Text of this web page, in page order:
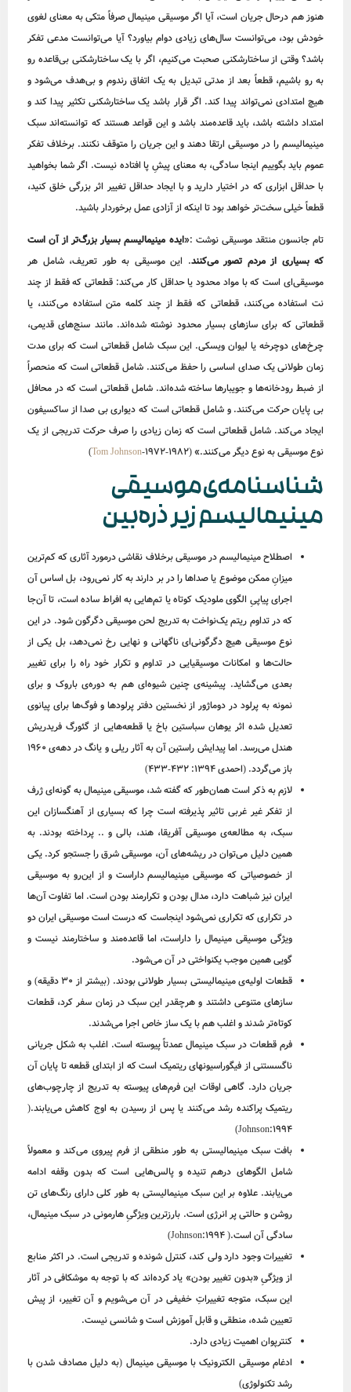
هنوز هم درحال جریان است، آیا اگر موسیقی مینیمال صرفاً متکی به معنای لغوی
خودش بود، می‌توانست سال‌های زیادی دوام بیاورد؟ آیا می‌توانست مدعی تفکر
باشد؟ وقتی از ساختارشکنی صحبت می‌کنیم، اگر با یک ساختارشکنی بی‌قاعده رو
به رو باشیم، قطعاً بعد از مدتی تبدیل به یک اتفاق رندوم و بی‌هدف می‌شود و
هیچ امتدادی نمی‌تواند پیدا کند. اگر قرار باشد یک ساختارشکنی تکثیر پیدا کند و
امتداد داشته باشد، باید قاعده‌مند باشد و این قواعد هستند که توانسته‌اند سبک
مینیمالیسم را در موسیقی ارتقا دهند و این جریان را متوقف نکنند. برخلاف تفکر
عموم باید بگوییم اینجا سادگی، به معنای پیشِ پا افتاده نیست. اگر شما بخواهید
با حداقل ابزاری که در اختیار دارید و با ایجاد حداقل تغییر اثر بزرگی خلق کنید،
قطعاً خیلی سخت‌تر خواهد بود تا اینکه از آزادی عمل برخوردار باشید.
تام جانسون منتقد موسیقی نوشت :«ایده مینیمالیسم بسیار بزرگ‌تر از آن است
که بسیاری از مردم تصور می‌کنند. این موسیقی به طور تعریف، شامل هر
موسیقی‌ای است که با مواد محدود یا حداقل کار می‌کند: قطعاتی که فقط از چند
نت استفاده می‌کنند، قطعاتی که فقط از چند کلمه متن استفاده می‌کنند، یا
قطعاتی که برای سازهای بسیار محدود نوشته شده‌اند. مانند سنج‌های قدیمی،
چرخ‌های دوچرخه یا لیوان ویسکی. این سبک شامل قطعاتی است که برای مدت
زمان طولانی یک صدای اساسی را حفظ می‌کنند. شامل قطعاتی است که منحصراً
از ضبط رودخانه‌ها و جویبارها ساخته شده‌اند. شامل قطعاتی است که در محافل
بی پایان حرکت می‌کنند. و شامل قطعاتی است که دیواری بی صدا از ساکسیفون
ایجاد می‌کند. شامل قطعاتی است که زمان زیادی را صرف حرکت تدریجی از یک
نوع موسیقی به نوع دیگر می‌کنند.» (
Tom Johnson-1972-1982)
شناسنامه‌ی‌موسیقی
مینیمالیسم زیر ذره‌بین
اصطلاح مینیمالیسم در موسیقی برخلاف نقاشی درمورد آثاری که کم‌ترین
میزانِ ممکن موضوع یا صداها را در بر دارند به‌ کار نمی‌رود، بل اساس آن
اجرای پیاپیِ الگوی ملودیک کوتاه یا تم‌هایی به افراط ساده است، تا آن‌جا
که در تداوم ریتم یک‌نواخت به تدریج لحن موسیقی دگرگون شود. در این
نوع موسیقی هیچ دگرگونی‌ای ناگهانی و نهایی رخ نمی‌دهد، بل یکی از
حالت‌ها و امکانات موسیقیایی در تداوم و تکرار خود راه را برای تغییر
بعدی می‌گشاید. پیشینه‌ی چنین شیوه‌ای هم به دوره‌ی باروک و برای
نمونه به پرلود در دوماژور از نخستین دفتر پرلودها و فوگ‌ها برای پیانوی
تعدیل شده اثر یوهان سباستین باخ یا قطعه‌هایی از گئورگ فریدریش
هندل می‌رسد. اما پیدایش راستین آن به آثار ریلی و یانگ در دهه‌ی 1960
باز ‌می‌گردد. (احمدی 1394: 432-433)
لازم به ذکر است همان‌طور که گفته شد، موسیقی مینیمال به گونه‌ای ژرف
از تفکر غیر غربی تاثیر پذیرفته است چرا که بسیاری از آهنگسازان این
سبک، به مطالعه‌ی موسیقی آفریقا، هند، بالی و .. پرداخته بودند. به
همین دلیل می‌توان در ریشه‌های آن، موسیقی شرق را جستجو کرد. یکی
از خصوصیاتی که موسیقی مینیمالیسم داراست و از این‌رو به موسیقی
ایران نیز شباهت دارد، مدال بودن و تکرارمند بودن است. اما تفاوت آن‌ها
در تکراری که تکراری نمی‌شود اینجاست که درست است موسیقی ایران دو
ویژگی موسیقی مینیمال را داراست، اما قاعده‌مند و ساختارمند نیست و
گویی همین موجب یکنواختی در آن می‌شود.
قطعات اولیه‌ی مینیمالیستی بسیار طولانی بودند. (بیشتر از 30 دقیقه) و
سازهای متنوعی داشتند و هرچقدر این سبک در زمان سفر کرد، قطعات
کوتاه‌تر شدند و اغلب‌ هم با یک ساز خاص اجرا می‌شدند.
فرم قطعات در سبک مینیمال عمدتاً پیوسته است. اغلب به شکل جریانی
ناگسستنی از فیگوراسیون‎های ریتمیک است که از ابتدای قطعه تا پایان آن
جریان دارد. گاهی اوقات این فرم‌های پیوسته به تدریج از چارچوب‌های
ریتمیک پراکنده رشد می‌کنند یا پس از رسیدن به اوج کاهش می‌یابند.(
Johnson:1994)
بافت سبک مینیمالیستی به طور منطقی از فرم پیروی می‌کند و معمولاً
شامل الگوهای درهم تنیده و پالس‌هایی است که بدون وقفه ادامه
می‌یابند. علاوه بر این سبک مینیمالیستی به طور کلی دارای رنگ‌های تن
روشن و حالتی پر انرژی است. بارزترین ویژگیِ هارمونی در سبک مینیمال،
سادگی آن است.( Johnson:1994)
تغییرات وجود دارد ولی کند، کنترل شونده و تدریجی است. در اکثر منابع
از ویژگیِ «بدون تغییر بودن» یاد کرده‌اند که با توجه به موشکافی در آثار
این سبک، متوجه تغییراتِ خفیفی در آن می‌شویم و آن تغییر، از پیش
تعیین شده، منطقی و قابل آموزش است و شانسی نیست.
کنترپوان اهمیت زیادی دارد.
ادغام موسیقی الکترونیک با موسیقی مینیمال (به دلیل مصادف شدن با
رشد تکنولوژی)